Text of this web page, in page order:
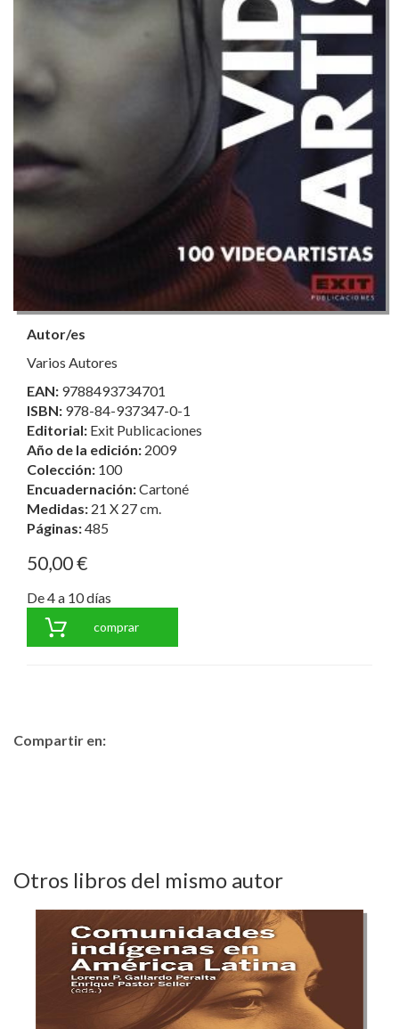
Autor/es
Varios Autores
EAN: 9788493734701
ISBN: 978-84-937347-0-1
Editorial: Exit Publicaciones
Año de la edición: 2009
Colección: 100
Encuadernación:Cartoné
Medidas: 21 X 27 cm.
Páginas:485
50,00 €
De 4 a 10 días
comprar
Compartir en:
Otros libros del mismo autor